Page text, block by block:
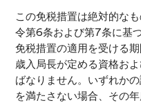
この免税措置は絶対的な
令第6条および第7条に基
免税措置の適用を受ける
歳入局長が定める資格お
ばなりません。いずれか
を満たさない場合、その